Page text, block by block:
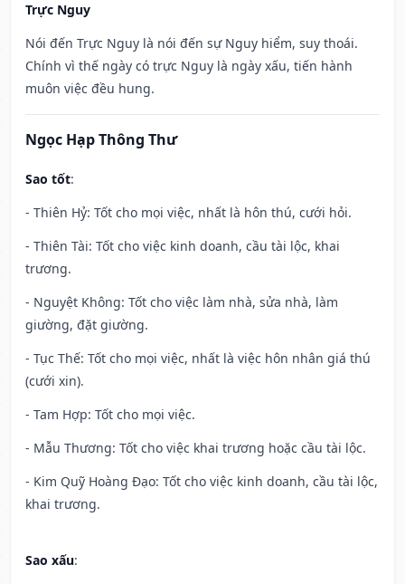
Trực Nguy
Nói đến Trực Nguy là nói đến sự Nguy hiểm, suy thoái.
Chính vì thế ngày có trực Nguy là ngày xấu, tiến hành
muôn việc đều hung.
Ngọc Hạp Thông Thư
Sao tốt:
- Thiên Hỷ: Tốt cho mọi việc, nhất là hôn thú, cưới hỏi.
- Thiên Tài: Tốt cho việc kinh doanh, cầu tài lộc, khai
trương.
- Nguyệt Không: Tốt cho việc làm nhà, sửa nhà, làm
giường, đặt giường.
- Tục Thế: Tốt cho mọi việc, nhất là việc hôn nhân giá thú
(cưới xin).
- Tam Hợp: Tốt cho mọi việc.
- Mẫu Thương: Tốt cho việc khai trương hoặc cầu tài lộc.
- Kim Quỹ Hoàng Đạo: Tốt cho việc kinh doanh, cầu tài lộc,
khai trương.
Sao xấu: